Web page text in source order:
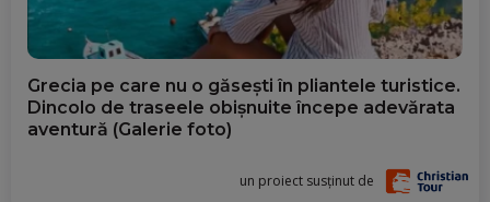
Grecia pe care nu o găsești în pliantele turistice.
Dincolo de traseele obișnuite începe adevărata
aventură (Galerie foto)
un proiect susținut de